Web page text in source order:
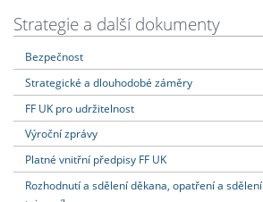
Dozvědět se více
Podat přihlášku
Dozvědět se více
Dozvědět se více
Dozvědět se více
Strategie a další dokumenty
Bezpečnost
Strategické a dlouhodobé záměry
FF UK pro udržitelnost
Výroční zprávy
Platné vnitřní předpisy FF UK
Rozhodnutí a sdělení děkana, opatření a sdělení